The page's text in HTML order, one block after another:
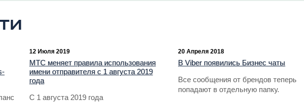
12 Июля 2019
МТС меняет правила использования
имени отправителя с 1 августа 2019
года
С 1 августа 2019 года
20 Апреля 2018
В Viber появились Бизнес чаты
Все сообщения от брендов теперь
попадают в отдельную папку.